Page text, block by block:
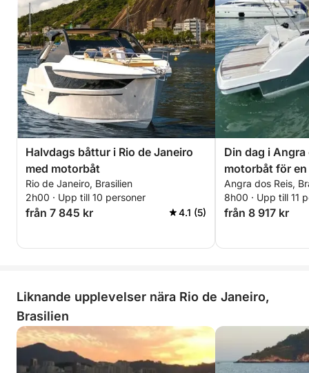
Halvdags båttur i Rio de Janeiro
med motorbåt
Rio de Janeiro, Brasilien
2h00 · Upp till 10 personer
från 7 845 kr 4.1 (5)
Din dag i Angra
motorbåt för
upptäcktsfärd
Angra dos Reis,
8h00 · Upp till 11
från 8 917 kr
Liknande upplevelser nära Rio de Janeiro,
Brasilien